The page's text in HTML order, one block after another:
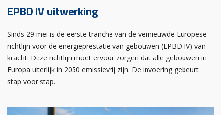
EPBD IV uitwerking
Sinds 29 mei is de eerste tranche van de vernieuwde Europese
richtlijn voor de energieprestatie van gebouwen (EPBD IV) van
kracht. Deze richtlijn moet ervoor zorgen dat alle gebouwen in
Europa uiterlijk in 2050 emissievrij zijn. De invoering gebeurt
stap voor stap.